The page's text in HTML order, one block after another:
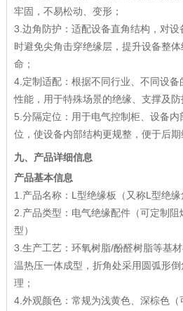
牢固，不易松动、变形；
3.边角防护：适配设备直角结构，对
时避免尖角击穿绝缘层，提升设备整
命；
4.定制适配：根据不同行业、不同设备
性能，用于特殊场景的绝缘、支撑及防
5.分隔定位：用于电气控制柜、设备
位，使设备内部结构更规整，便于后期
九、产品详细信息
产品基本信息
1.产品名称：L型绝缘板（又称L型绝缘
2.产品类型：电气绝缘配件（可定制
型）
3.生产工艺：环氧树脂/酚醛树脂等基
温热压一体成型，折角处采用圆弧形
理；
4.外观颜色：常规为浅黄色、深棕色